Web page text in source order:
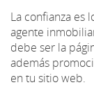
La confianza es
agente
debe ser la
además
en tu sitio web.